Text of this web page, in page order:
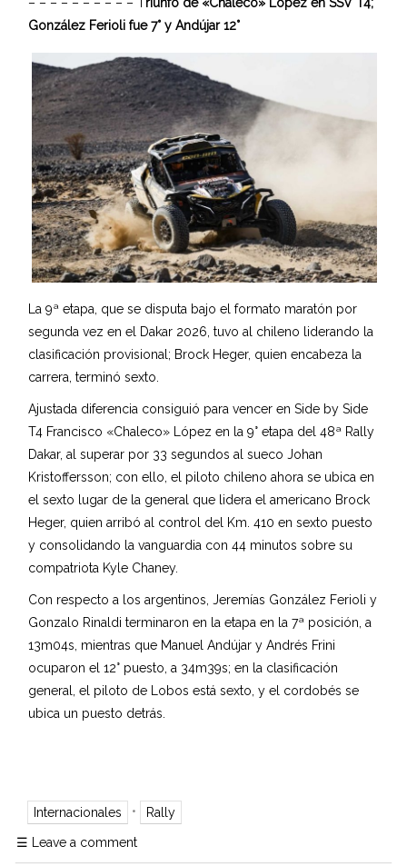
González Ferioli fue 7° y Andújar 12°
La 9ª etapa, que se disputa bajo el formato maratón por
segunda vez en el Dakar 2026, tuvo al chileno liderando la
clasificación provisional; Brock Heger, quien encabeza la
carrera, terminó sexto.
Ajustada diferencia consiguió para vencer en Side by Side
T4 Francisco «Chaleco» López en la 9° etapa del 48ª Rally
Dakar, al superar por 33 segundos al sueco Johan
Kristoffersson; con ello, el piloto chileno ahora se ubica en
el sexto lugar de la general que lidera el americano Brock
Heger, quien arribó al control del Km. 410 en sexto puesto
y consolidando la vanguardia con 44 minutos sobre su
compatriota Kyle Chaney.
Con respecto a los argentinos, Jeremías González Ferioli y
Gonzalo Rinaldi terminaron en la etapa en la 7ª posición, a
13m04s, mientras que Manuel Andújar y Andrés Frini
ocuparon el 12° puesto, a 34m39s; en la clasificación
general, el piloto de Lobos está sexto, y el cordobés se
ubica un puesto detrás.
Internacionales • Rally
☰ Leave a comment